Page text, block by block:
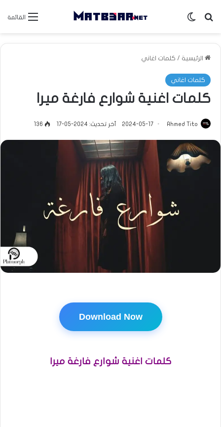
القائمة بحث عنالوضع المظلم
الرئيسية / كلمات اغاني
كلمات اغاني
كلمات اغنية شوارع فارغة ميرا
Ahmed Tito
2024-05-17 آخر تحديث: 2024-05-17 136
Download Now
كلمات اغنية شوارع فارغة ميرا